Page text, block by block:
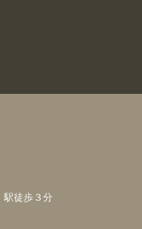
駅徒歩３分